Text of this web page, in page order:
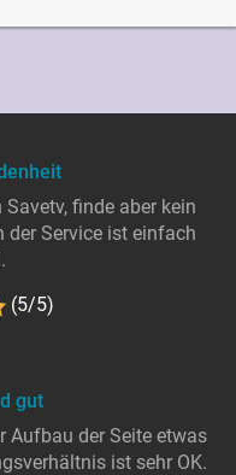
finde aber kein
der Service ist einfach
(5/5)
gut
Aufbau der Seite etwas
ist sehr OK.